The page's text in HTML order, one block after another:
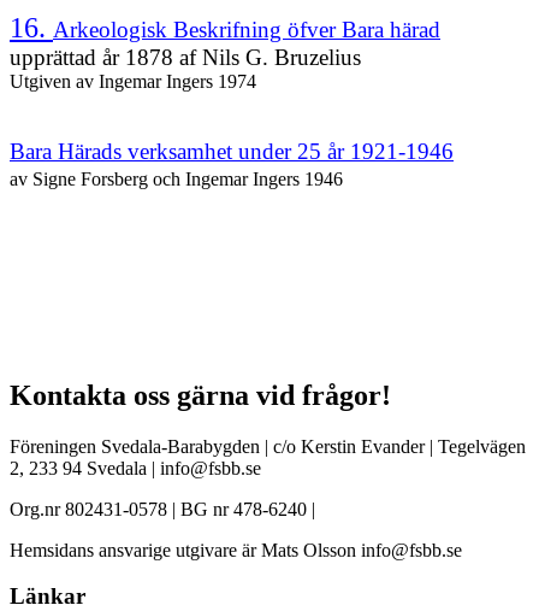
16. Arkeologisk Beskrifning öfver Bara härad
upprättad år 1878 af Nils G. Bruzelius
Utgiven av Ingemar Ingers 1974
Bara Härads verksamhet under 25 år 1921-1946
av Signe Forsberg och Ingemar Ingers 1946
Kontakta oss gärna vid frågor!
Föreningen Svedala-Barabygden | c/o Kerstin Evander | Tegelvägen
2, 233 94 Svedala | info@fsbb.se
Org.nr 802431-0578 | BG nr 478-6240 |
Hemsidans ansvarige utgivare är Mats Olsson info@fsbb.se
Länkar